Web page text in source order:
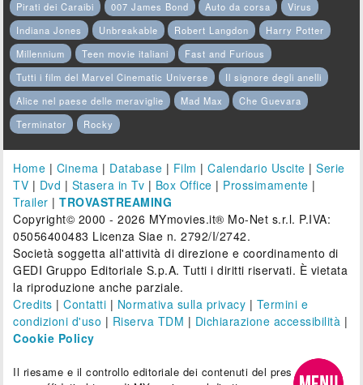
Pirati dei Caraibi
007 James Bond Auto da corsa
Virus
Indiana Jones
Unbreakable Robert Langdon
Harry Potter
Millennium
Teen movie italiani
Fast and Furious
Tutti i film del Marvel Cinematic Universe
Il signore degli anelli
Alice nel paese delle meraviglie
Mad Max
Che Guevara
Terminator
Rocky
Home | Cinema | Database | Film |Calendario Uscite |Serie
TV | Dvd | Stasera in Tv | Box Office | Prossimamente |
Trailer |TROVASTREAMING
Copyright© 2000 - 2026 MYmovies.it® Mo-Net s.r.l. P.IVA:
05056400483 Licenza Siae n. 2792/I/2742.
Società soggetta all'attività di direzione e coordinamento di
GEDI Gruppo Editoriale S.p.A. Tutti i diritti riservati. È vietata
la riproduzione anche parziale.
Credits |Contatti | Normativa sulla privacy | Termini e
condizioni d'uso | Riserva TDM | Dichiarazione accessibilità |
Cookie Policy
Il riesame e il controllo editoriale dei contenuti del presente sito